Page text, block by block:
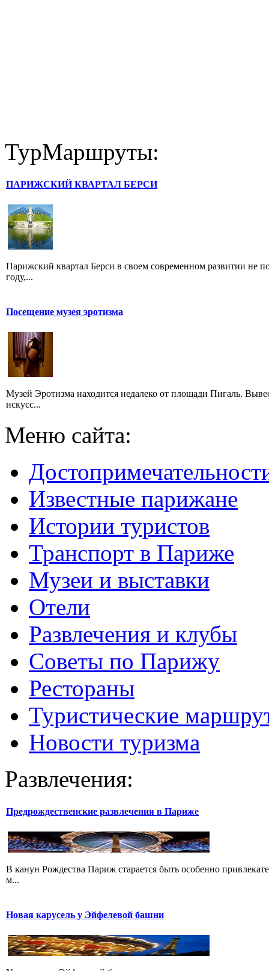
ТурМаршруты:
ПАРИЖСКИЙ КВАРТАЛ БЕРСИ
Парижский квартал Берси в своем современном развитии не
году,...
Посещение музея эротизма
Музей Эротизма находится недалеко от площади Пигаль.
искусс...
Меню сайта:
Известные парижане
Истории туристов
Транспорт в Париже
Музеи и выставки
Отели
Развлечения и клубы
Советы по Парижу
Рестораны
Туристические
Новости туризма
Развлечения:
Предрождественские развлечения в Париже
В канун Рождества Париж старается быть особенно
м...
Новая карусель у Эйфелевой башни